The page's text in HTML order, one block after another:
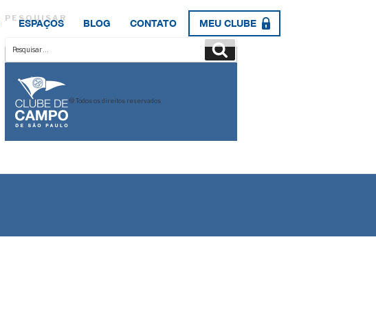
ESPAÇOS BLOG CONTATO MEU CLUBE
PESQUISAR
por:
Pesquisar
© Todos os direitos reservados